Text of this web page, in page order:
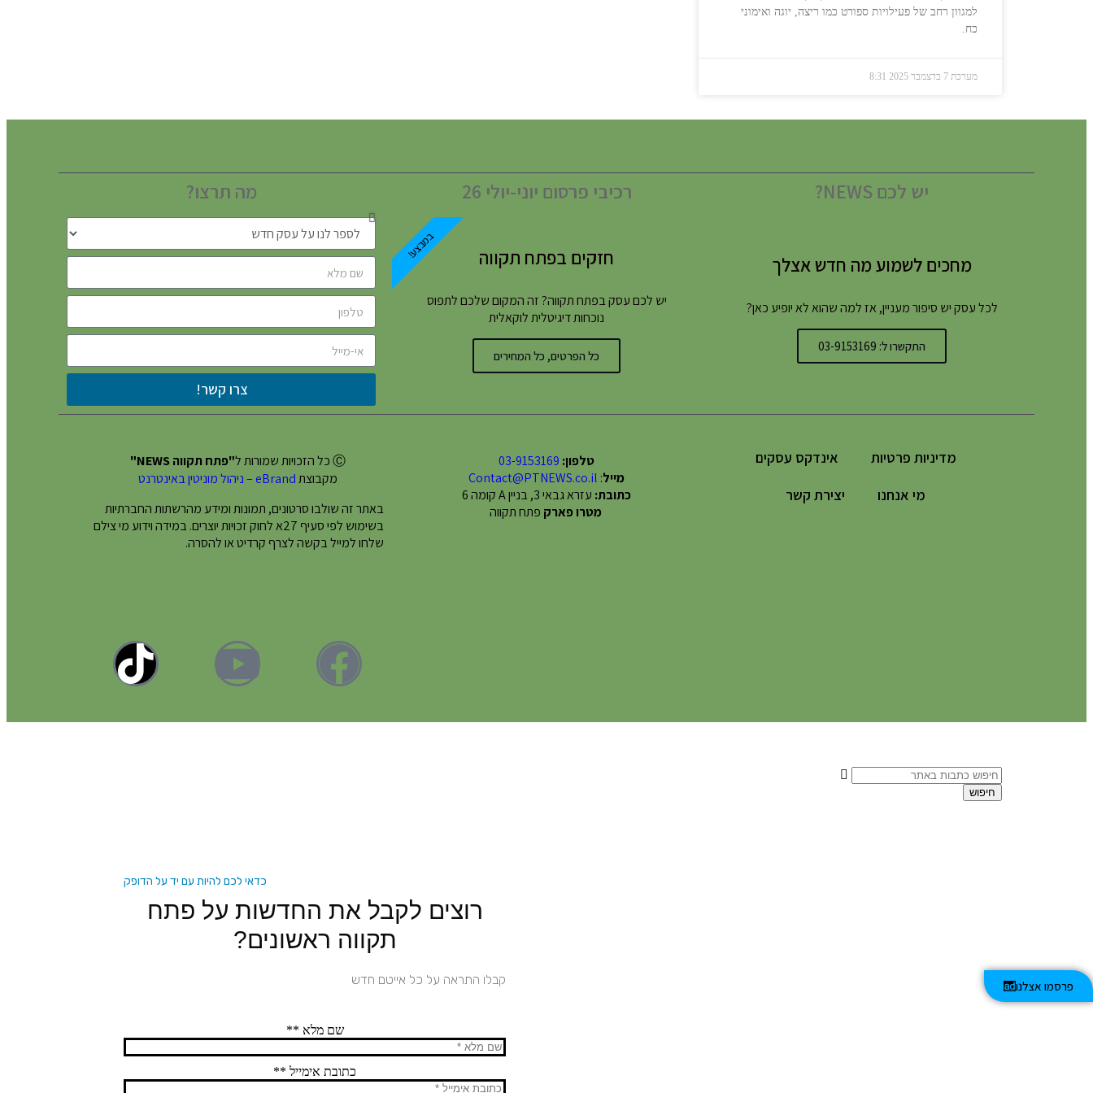
למגוון רחב של פעילויות ספורט כמו ריצה, יוגה ואימוני
כח.
מערכת 7 בדצמבר 2025 8:31
פרסמו אצלנו
יש לכם NEWS?
מחכים לשמוע מה חדש אצלך
לכל עסק יש סיפור מעניין, אז למה שהוא לא יופיע כאן?
התקשרו ל: 03-9153169
רכיבי פרסום יוני-יולי 26
חזקים בפתח תקווה
יש לכם עסק בפתח תקווה? זה המקום שלכם לתפוס
נוכחות דיגיטלית לוקאלית
כל הפרטים, כל המחירים
במבצע!
מה תרצו?
צרו קשר!
מדיניות פרטיות
אינדקס עסקים
מי אנחנו
יצירת קשר
טלפון: 03-9153169
מייל:
Contact@PTNEWS.co.il
כתובת: עזרא גבאי 3, בניין A קומה 6
מטרו פארק פתח תקווה
Ⓒ כל הזכויות שמורות ל
"פתח תקווה NEWS"
מקבוצתeBrand – ניהול מוניטין באינטרנט
באתר זה שולבו סרטונים, תמונות ומידע מהרשתות החברתיות
בשימוש לפי סעיף 27א לחוק זכויות יוצרים. במידה וידוע מי צילם
שלחו למייל בקשה לצרף קרדיט או להסרה.
חיפוש
כדאי לכם להיות עם יד על הדופק
רוצים לקבל את החדשות על פתח
תקווה ראשונים?
קבלו התראה על כל אייטם חדש
שם מלא **
כתובת אימייל **